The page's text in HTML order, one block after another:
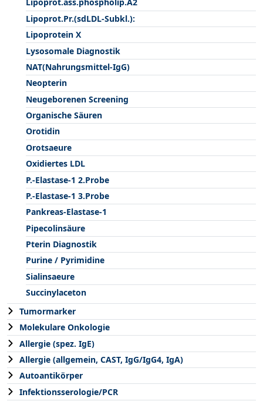
Lipoprot.ass.phospholip.A2
Lipoprot.Pr.(sdLDL-Subkl.):
Lipoprotein X
Lysosomale Diagnostik
NAT(Nahrungsmittel-IgG)
Neopterin
Neugeborenen Screening
Organische Säuren
Orotidin
Orotsaeure
Oxidiertes LDL
P.-Elastase-1 2.Probe
P.-Elastase-1 3.Probe
Pankreas-Elastase-1
Pipecolinsäure
Pterin Diagnostik
Purine / Pyrimidine
Sialinsaeure
Succinylaceton
Tumormarker
Molekulare Onkologie
Allergie (spez. IgE)
Allergie (allgemein, CAST, IgG/IgG4, IgA)
Autoantikörper
Infektionsserologie/PCR